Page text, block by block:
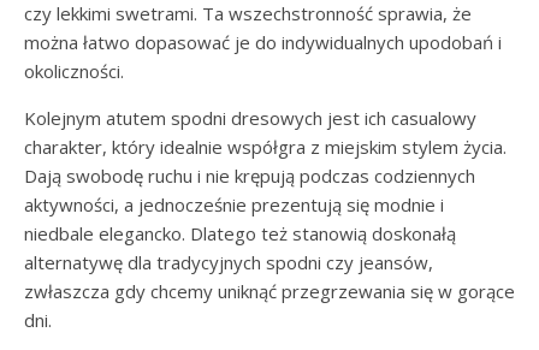
czy lekkimi swetrami. Ta wszechstronność sprawia, że
można łatwo dopasować je do indywidualnych upodobań i
okoliczności.
Kolejnym atutem spodni dresowych jest ich casualowy
charakter, który idealnie współgra z miejskim stylem życia.
Dają swobodę ruchu i nie krępują podczas codziennych
aktywności, a jednocześnie prezentują się modnie i
niedbale elegancko. Dlatego też stanowią doskonałą
alternatywę dla tradycyjnych spodni czy jeansów,
zwłaszcza gdy chcemy uniknąć przegrzewania się w gorące
dni.